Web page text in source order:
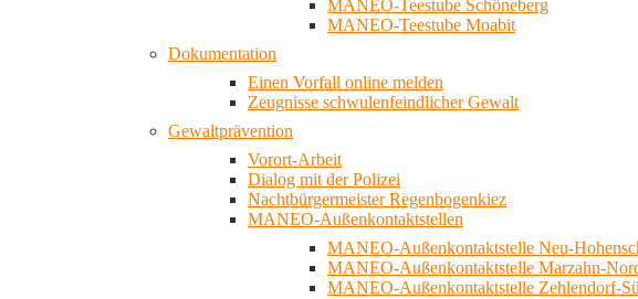
MANEO-Teestube Schöneberg
MANEO-Teestube Moabit
Dokumentation
Einen Vorfall online melden
Zeugnisse schwulenfeindlicher Gewalt
Gewaltprävention
Vorort-Arbeit
Dialog mit der Polizei
Nachtbürgermeister Regenbogenkiez
MANEO-Außenkontaktstellen
MANEO-Außenkontaktstelle Neu-
MANEO-Außenkontaktstelle Marzahn-
MANEO-Außenkontaktstelle Zehlendorf-